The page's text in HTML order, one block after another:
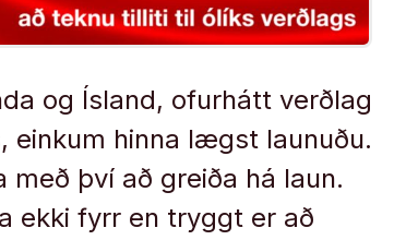
og Ísland, ofurhátt verðlag
einkum hinna lægst launuðu.
því að greiða há laun.
ekki fyrr en tryggt er að